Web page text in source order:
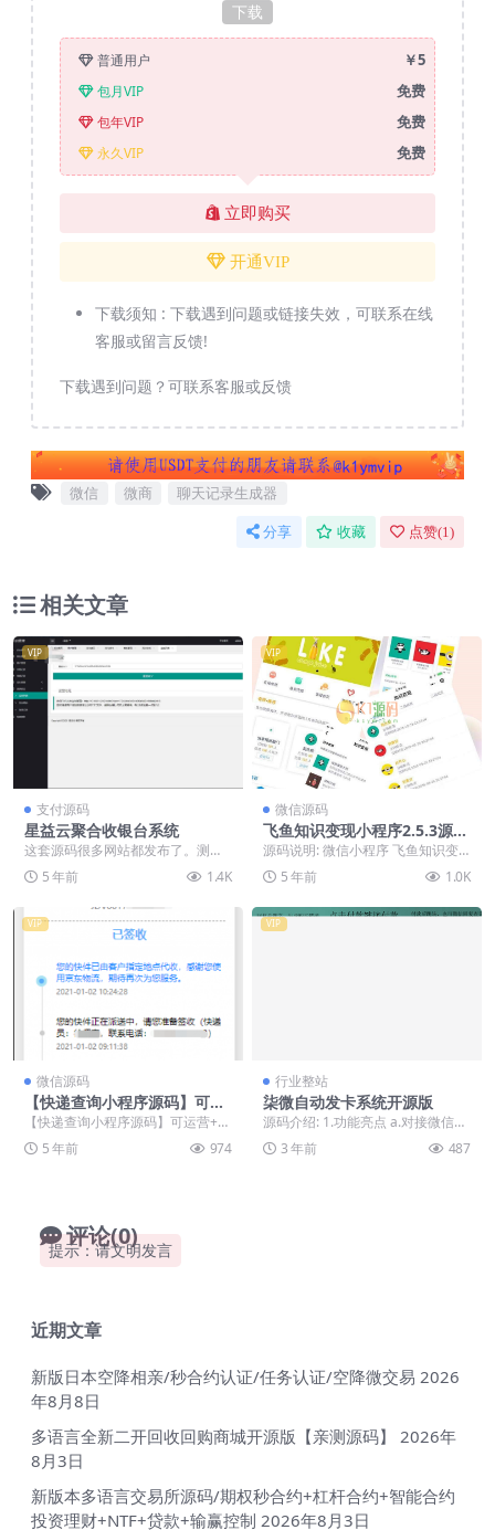
下载
普通用户 ￥5
包月VIP 免费
包年VIP 免费
永久VIP 免费
立即购买
开通VIP
下载须知 : 下载遇到问题或链接失效，可联系在线
客服或留言反馈!
下载遇到问题？可联系客服或反馈
微信 微商 聊天记录生成器
分享 收藏 点赞(1 )
相关文章
VIP
支付源码
星益云聚合收银台系统
这套源码很多网站都发布了。测试
了下，如果用127.0.0.1程序正常。
如果换其它...
5 年前 1.4K
VIP
微信源码
飞鱼知识变现小程序2.5.3源码
_小程序功能模块
源码说明: 微信小程序 飞鱼知识变
现小程序2.5.3 前端+后端 模块/小程
序更...5 年前 1.0K
VIP
微信源码
【快递查询小程序源码】可运
营+微信物流快递查询小程序
【快递查询小程序源码】可运营+微
信物流快递查询小程序 去微信公众
平台注册小程序h...
5 年前 974
VIP
行业整站
柒微自动发卡系统开源版
源码介绍: 1.功能亮点 a.对接微信公
众号（个人订阅号也可以），实现
快速购买，...
3 年前 487
评论(0)
提示：请文明发言
近期文章
新版日本空降相亲/秒合约认证/任务认证/空降微交易 2026
年8月8日
多语言全新二开回收回购商城开源版【亲测源码】
2026年
8月3日
新版本多语言交易所源码/期权秒合约+杠杆合约+智能合约
投资理财+NTF+贷款+输赢控制 2026年8月3日